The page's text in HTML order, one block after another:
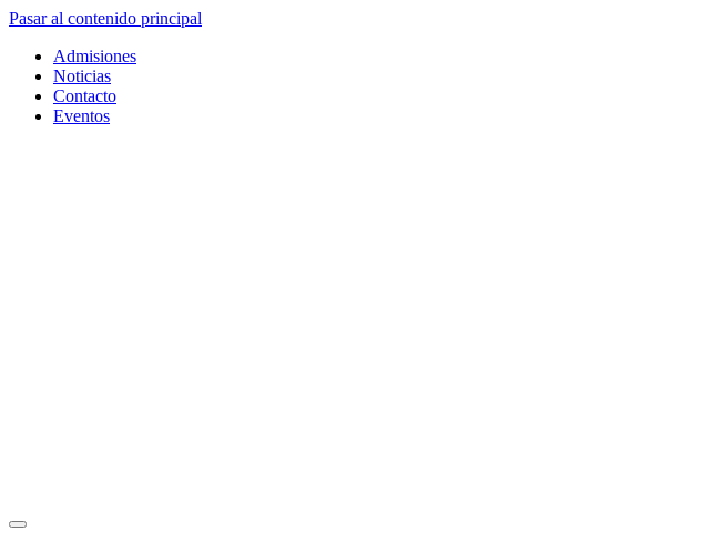
Pasar al contenido principal
Admisiones
Noticias
Contacto
Eventos